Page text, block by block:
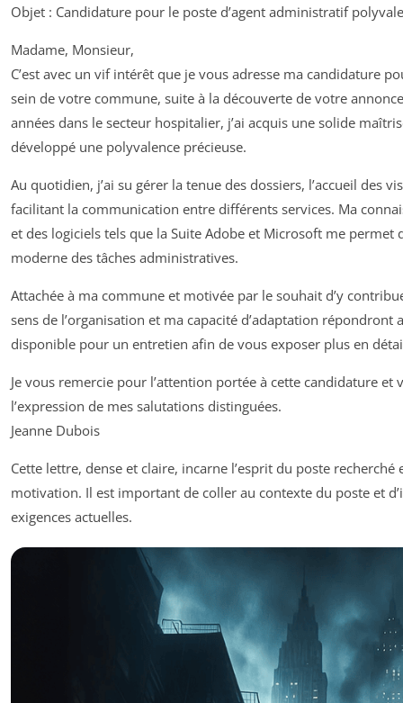
Objet : Candidature pour le poste d’agent administratif
Madame, Monsieur,
C’est avec un vif intérêt que je vous adresse ma candidature
sein de votre commune, suite à la découverte de votre
années dans le secteur hospitalier, j’ai acquis une solide
développé une polyvalence précieuse.
Au quotidien, j’ai su gérer la tenue des dossiers, l’accueil des
facilitant la communication entre différents services. Ma
et des logiciels tels que la Suite Adobe et Microsoft me permet
moderne des tâches administratives.
Attachée à ma commune et motivée par le souhait d’y
sens de l’organisation et ma capacité d’adaptation répondront
disponible pour un entretien afin de vous exposer plus en
Je vous remercie pour l’attention portée à cette candidature et
l’expression de mes salutations distinguées.
Jeanne Dubois
Cette lettre, dense et claire, incarne l’esprit du poste
motivation. Il est important de coller au contexte du poste et
exigences actuelles.